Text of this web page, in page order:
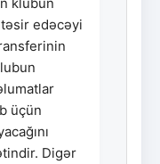
edəcəyi
üçün
Digər